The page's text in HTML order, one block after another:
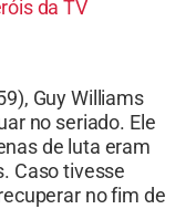
da TV
Guy Williams
no seriado. Ele
de luta eram
Caso tivesse
no fim de